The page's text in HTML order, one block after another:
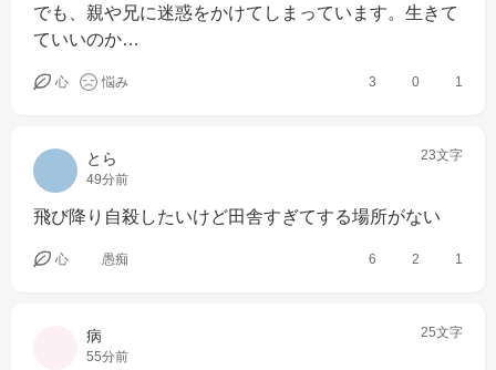
でも、親や兄に迷惑をかけてしまっています。生きて
ていいのか…
心 悩み 3 0 1
とら
49分前
23文字
飛び降り自殺したいけど田舎すぎてする場所がない
心 愚痴 6 2 1
病
55分前
25文字